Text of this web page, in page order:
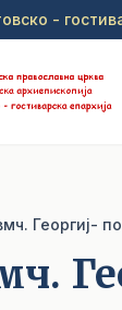
-
Георгиј-